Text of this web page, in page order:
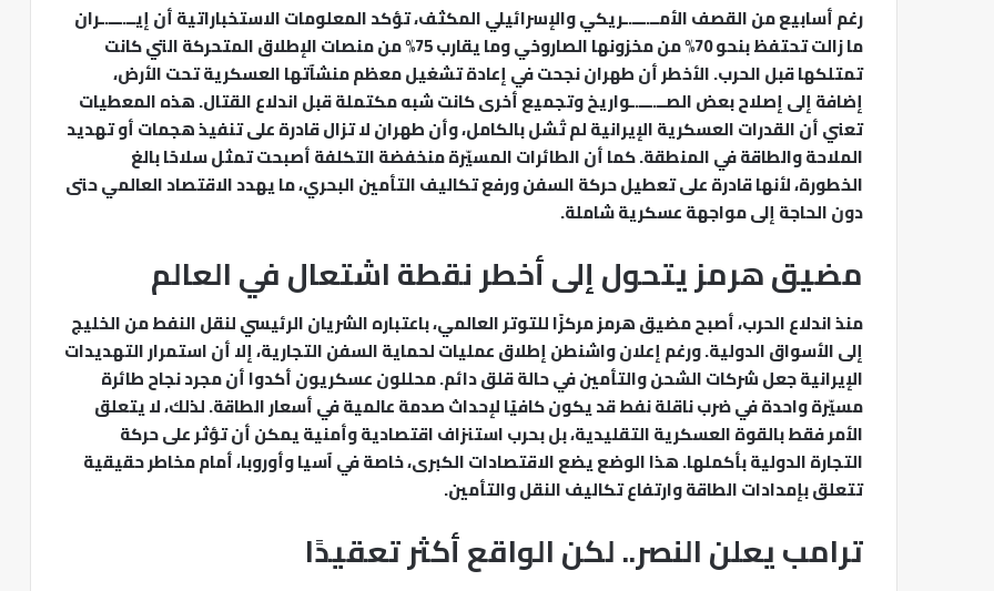
رغم أسابيع من القصف الأمــ.ـــ.ـريكي والإسرائيلي المكثف، تؤكد المعلومات الاستخباراتية أن إيــ.ـــ.ـران
ما زالت تحتفظ بنحو 70% من مخزونها الصاروخي وما يقارب 75% من منصات الإطلاق المتحركة التي كانت
تمتلكها قبل الحرب. الأخطر أن طهران نجحت في إعادة تشغيل معظم منشآتها العسكرية تحت الأرض،
إضافة إلى إصلاح بعض الصــ.ـــ.ـواريخ وتجميع أخرى كانت شبه مكتملة قبل اندلاع القتال. هذه المعطيات
تعني أن القدرات العسكرية الإيرانية لم تُشل بالكامل، وأن طهران لا تزال قادرة على تنفيذ هجمات أو تهديد
الملاحة والطاقة في المنطقة. كما أن الطائرات المسيّرة منخفضة التكلفة أصبحت تمثل سلاحًا بالغ
الخطورة، لأنها قادرة على تعطيل حركة السفن ورفع تكاليف التأمين البحري، ما يهدد الاقتصاد العالمي حتى
دون الحاجة إلى مواجهة عسكرية شاملة.
مضيق هرمز يتحول إلى أخطر نقطة اشتعال في العالم
منذ اندلاع الحرب، أصبح مضيق هرمز مركزًا للتوتر العالمي، باعتباره الشريان الرئيسي لنقل النفط من الخليج
إلى الأسواق الدولية. ورغم إعلان واشنطن إطلاق عمليات لحماية السفن التجارية، إلا أن استمرار التهديدات
الإيرانية جعل شركات الشحن والتأمين في حالة قلق دائم. محللون عسكريون أكدوا أن مجرد نجاح طائرة
مسيّرة واحدة في ضرب ناقلة نفط قد يكون كافيًا لإحداث صدمة عالمية في أسعار الطاقة. لذلك، لا يتعلق
الأمر فقط بالقوة العسكرية التقليدية، بل بحرب استنزاف اقتصادية وأمنية يمكن أن تؤثر على حركة
التجارة الدولية بأكملها. هذا الوضع يضع الاقتصادات الكبرى، خاصة في آسيا وأوروبا، أمام مخاطر حقيقية
تتعلق بإمدادات الطاقة وارتفاع تكاليف النقل والتأمين.
ترامب يعلن النصر.. لكن الواقع أكثر تعقيدًا